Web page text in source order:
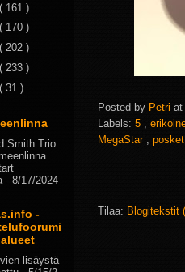
Posted by Petri at
Labels: 5 ,
MegaStar , posket
Tilaa: Blogitekstit
( 161 )
( 170 )
( 202 )
( 233 )
( 31 )
Smith Trio
- 8/17/2024
-
lisäystä